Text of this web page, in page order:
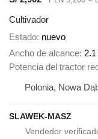
Cultivador
Estado nuevo
Ancho de alcance
Potencia del tractor
Polonia, Nowa
SLAWEK-MASZ